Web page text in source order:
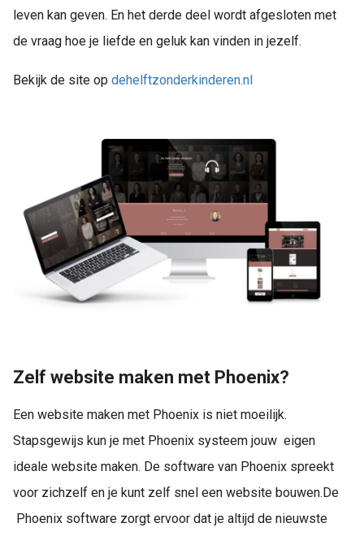
leven kan geven. En het derde deel wordt afgesloten met
de vraag hoe je liefde en geluk kan vinden in jezelf.
Bekijk de site op dehelftzonderkinderen.nl
Zelf website maken met Phoenix?
Een website maken met Phoenix is niet moeilijk.
Stapsgewijs kun je met Phoenix systeem jouw eigen
ideale website maken. De software van Phoenix spreekt
voor zichzelf en je kunt zelf snel een website bouwen.De
Phoenix software zorgt ervoor dat je altijd de nieuwste